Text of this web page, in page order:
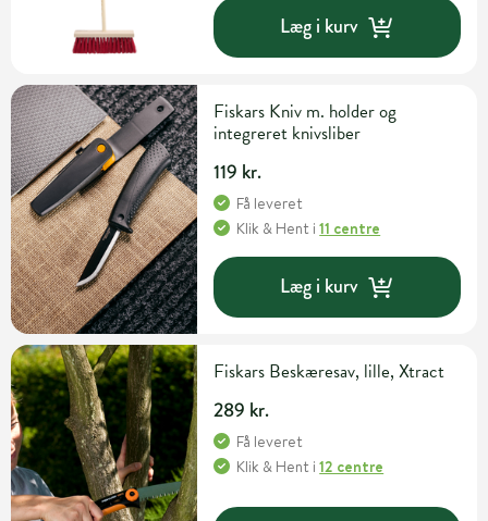
Læg i kurv
Fiskars Kniv m. holder og
integreret knivsliber
119 kr.
Få leveret
Klik & Hent i11 centre
Læg i kurv
Fiskars Beskæresav, lille, Xtract
289 kr.
Få leveret
Klik & Hent i12 centre